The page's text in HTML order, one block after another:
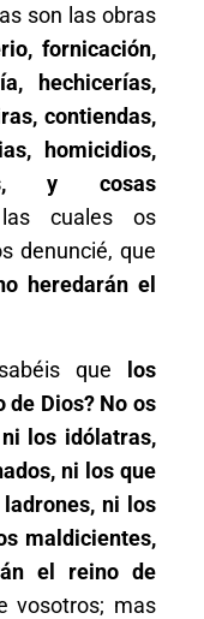
son las obras
fornicación,
hechicerías,
contiendas,
homicidios,
y cosas
cuales os
denuncié, que
heredarán el
que los
Dios? No os
los idólatras,
ni los que
ni los
maldicientes,
el reino de
vosotros; mas